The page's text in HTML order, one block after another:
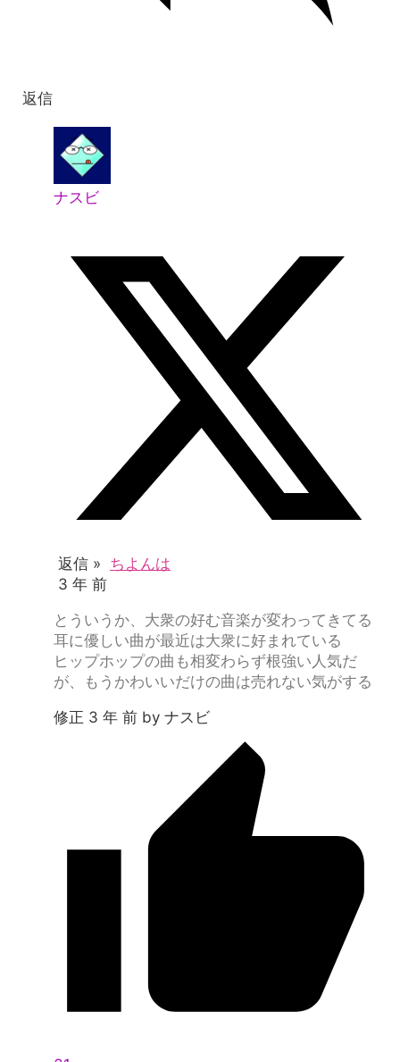
返信
ナスビ
返信 » ちよんは
3 年 前
とういうか、大衆の好む音楽が変わってきてる
耳に優しい曲が最近は大衆に好まれている
ヒップホップの曲も相変わらず根強い人気だ
が、もうかわいいだけの曲は売れない気がする
修正 3 年 前 by ナスビ